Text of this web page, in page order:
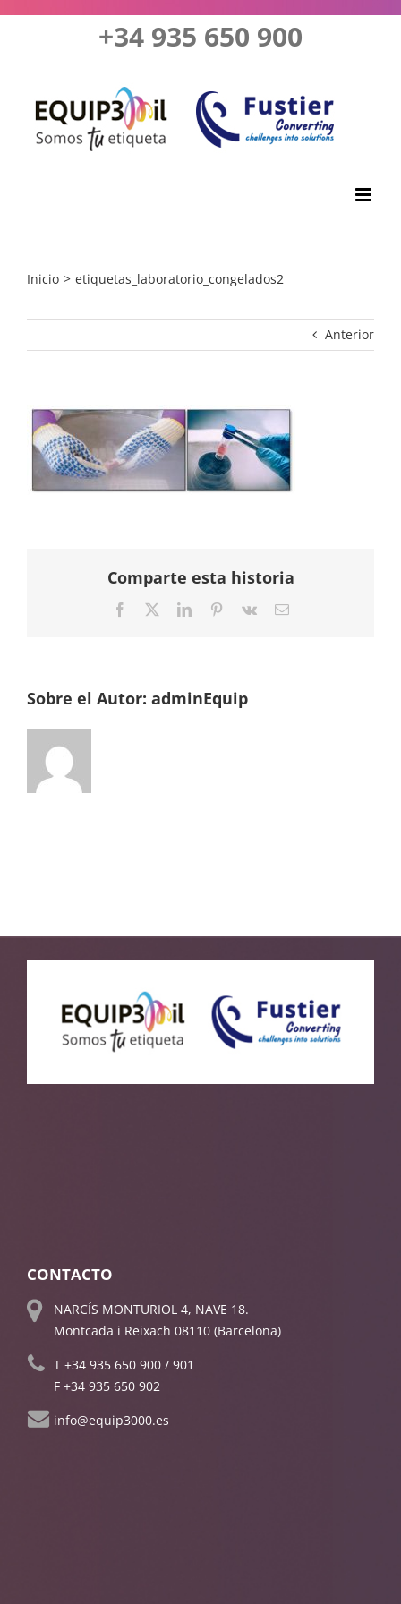
+34 935 650 900
Inicio etiquetas_laboratorio_congelados2
Anterior
Comparte esta historia
Facebook
TwitterLinkedInPinterest
Vk
Correo
Sobre el Autor: adminEquip
CONTACTO
NARCÍS MONTURIOL 4, NAVE 18.
Montcada i Reixach 08110 (Barcelona)
T +34 935 650 900 / 901
F +34 935 650 902
info@equip3000.es